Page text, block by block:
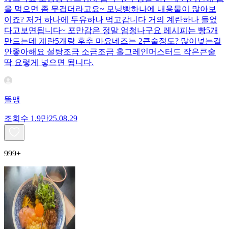
을 먹으면 좀 무겁더라고요~ 모닝빵하나에 내용물이 많아보
이죠? 저거 하나에 두유하나 먹고갑니다 거의 계란하나 들었
다고보면됩니다~ 포만감은 정말 엄청나구요 레시피는 빵5개
만드는데 계란5개랑 후추 마요네즈는 2큰술정도? 많이넣는걸
안좋아해요 설탕조금 소금조금 홀그레인머스터드 작은큰술
딱 요렇게 넣으면 됩니다.
똘맹
조회수 1.9만25.08.29
999+